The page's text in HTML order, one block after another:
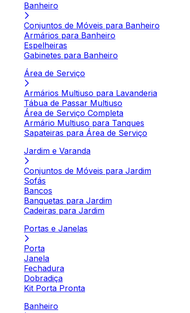
Banheiro
Conjuntos de Móveis para Banheiro
Armários para Banheiro
Espelheiras
Gabinetes para Banheiro
Área de Serviço
Armários Multiuso para Lavanderia
Tábua de Passar Multiuso
Área de Serviço Completa
Armário Multiuso para Tanques
Sapateiras para Área de Serviço
Jardim e Varanda
Conjuntos de Móveis para Jardim
Sofás
Bancos
Banquetas para Jardim
Cadeiras para Jardim
Portas e Janelas
Porta
Janela
Fechadura
Dobradiça
Kit Porta Pronta
Banheiro